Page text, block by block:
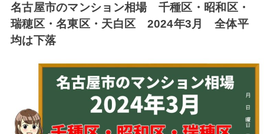
名古屋市のマンション相場 千種区・昭和区・
瑞穂区・名東区・天白区 2024年3月 全体平
均は下落